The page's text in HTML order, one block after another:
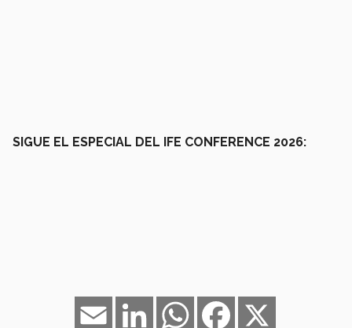
SIGUE EL ESPECIAL DEL IFE CONFERENCE 2026:
Facebook
WhatsApp
LinkedIn
Email